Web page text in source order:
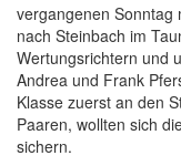
vergangenen Sonntag
nach Steinbach im
Wertungsrichtern und
Andrea und Frank
Klasse zuerst an den
Paaren, wollten sich
sichern.